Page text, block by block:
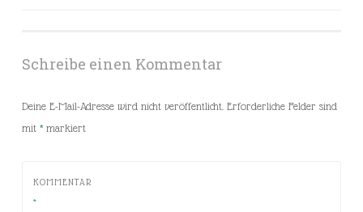
Schreibe einen Kommentar
Deine E-Mail-Adresse wird nicht veröffentlicht. Erforderliche Felder sind
mit *markiert
KOMMENTAR
*